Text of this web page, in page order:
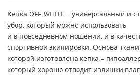
Кепка OFF-WHITE – универсальный и
убор, который можно использовать
и в повседневном ношении, и в
спортивной экипировки. Основа ткани
которой изготовлена кепка –
который хорошо отводит излишки